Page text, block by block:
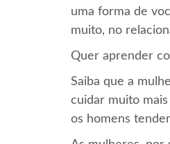
uma forma de
muito, no
Quer aprender
Saiba que a
cuidar muito
os homens